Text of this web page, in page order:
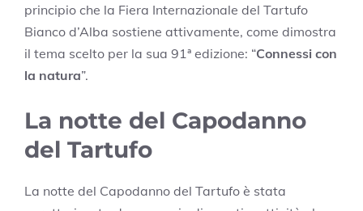
principio che la Fiera Internazionale del Tartufo
Bianco d’Alba sostiene attivamente, come dimostra
il tema scelto per la sua 91ª edizione: “Connessi con
la natura”.
La notte del Capodanno
del Tartufo
La notte del Capodanno del Tartufo è stata